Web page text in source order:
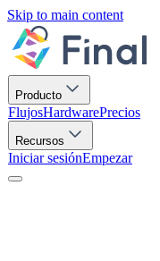
Skip to main content
Producto
FlujosHardwarePrecios
Recursos
Iniciar sesiónEmpezar